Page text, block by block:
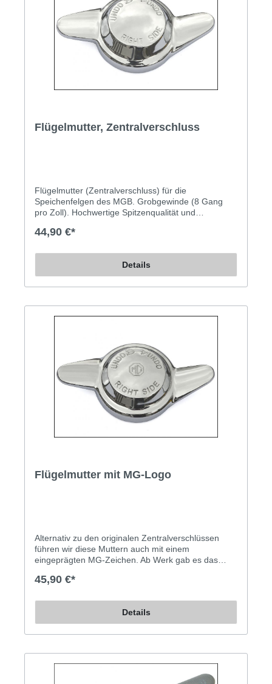
Flügelmutter, Zentralverschluss
Flügelmutter (Zentralverschluss) für die
Speichenfelgen des MGB. Grobgewinde (8 Gang
pro Zoll). Hochwertige Spitzenqualität und
Zentralverschlussmuttern aus britischer Fertigung.
die meisten Fahrzeuge ab Werk ausgestattet waren,
als auch die für den deutschen Markt
vorgeschriebenen Achtkantmuttern.
44,90 €*
Details
Flügelmutter mit MG-Logo
Alternativ zu den originalen Zentralverschlüssen
führen wir diese Muttern auch mit einem
eingeprägten MG-Zeichen. Ab Werk gab es das
besser... Flügelmutter (Zentralverschluss) mit MG-
Grobgewinde (8 Gang pro Zoll).
45,90 €*
Details